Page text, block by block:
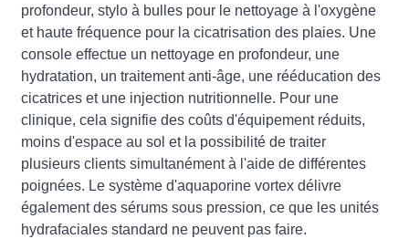
profondeur, stylo à bulles pour le nettoyage à l'oxygène
et haute fréquence pour la cicatrisation des plaies. Une
console effectue un nettoyage en profondeur, une
hydratation, un traitement anti-âge, une rééducation des
cicatrices et une injection nutritionnelle. Pour une
clinique, cela signifie des coûts d'équipement réduits,
moins d'espace au sol et la possibilité de traiter
plusieurs clients simultanément à l'aide de différentes
poignées. Le système d'aquaporine vortex délivre
également des sérums sous pression, ce que les unités
hydrafaciales standard ne peuvent pas faire.